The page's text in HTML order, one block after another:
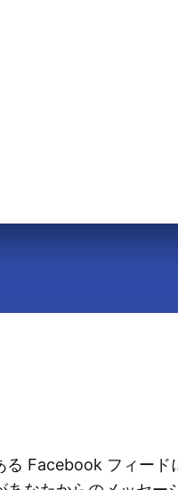
る Facebook フィー